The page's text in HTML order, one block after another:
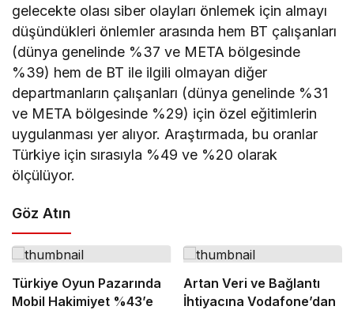
gelecekte olası siber olayları önlemek için almayı
düşündükleri önlemler arasında hem BT çalışanları
(dünya genelinde %37 ve META bölgesinde
%39) hem de BT ile ilgili olmayan diğer
departmanların çalışanları (dünya genelinde %31
ve META bölgesinde %29) için özel eğitimlerin
uygulanması yer alıyor. Araştırmada, bu oranlar
Türkiye için sırasıyla %49 ve %20 olarak
ölçülüyor.
Göz Atın
Türkiye Oyun Pazarında
Mobil Hakimiyet %43’e
Artan Veri ve Bağlantı
İhtiyacına Vodafone’dan